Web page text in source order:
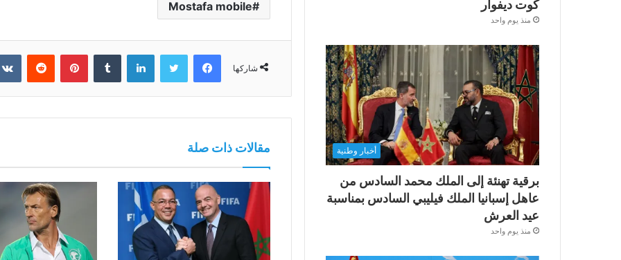
Mostafa mobile
شاركها
فيسبوك تويتر لينكدإن بينتيريست
مقالات ذات صلة
كوت ديفوار
منذ يوم واحد
أخبار وطنية
برقية تهنئة إلى الملك محمد السادس من
عاهل إسبانيا الملك فيليبي السادس بمناسبة
عيد العرش
منذ يوم واحد